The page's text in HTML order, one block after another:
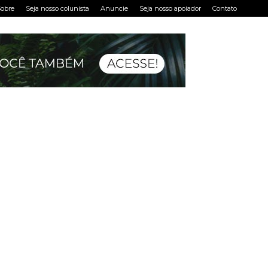
Seja nosso colunista Anuncie Seja nosso apoiador Contato